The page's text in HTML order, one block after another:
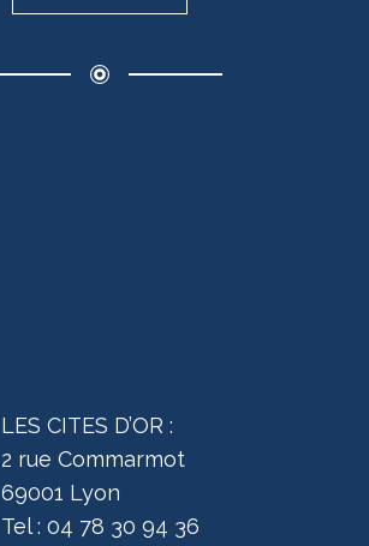
LES CITES D’OR :
2 rue Commarmot
69001 Lyon
Tel : 04 78 30 94 36